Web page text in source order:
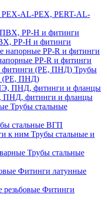
PEX-AL-PEX, PERT-AL-
PP-H и фитинги
PP-R и фитинги
Трубы
(PE, ПНД)
ПНД, фитинги и фланцы
Трубы стальные
стальные ВГП
Трубы стальные и
Трубы стальные
Фитинги латунные
Фитинги